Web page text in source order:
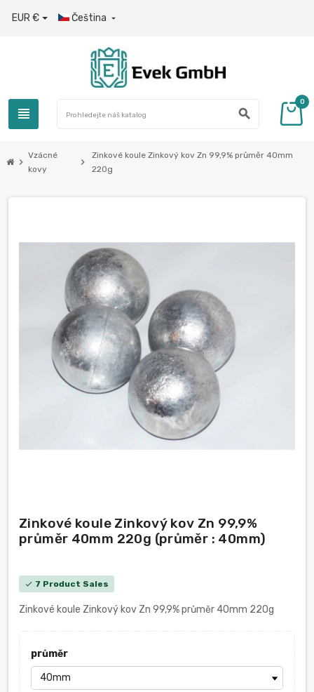
EUR € Čeština 
view_headline search
0
chevron_right
Vzácné
kovy
chevron_right
Zinkové koule Zinkový kov Zn 99,9% průměr 40mm
220g
Zinkové koule Zinkový kov Zn 99,9%
průměr 40mm 220g (průměr : 40mm)
check 7 Product Sales
Zinkové koule Zinkový kov Zn 99,9% průměr 40mm 220g
průměr